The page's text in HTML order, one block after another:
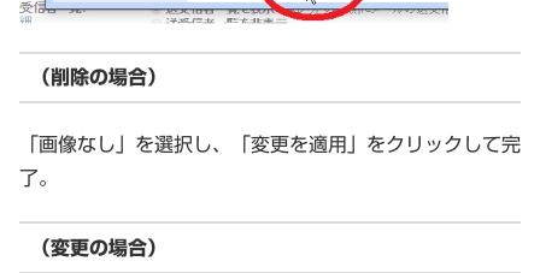
（削除の場合）
「画像なし」を選択し、「変更を適用」をクリックして完
了。
（変更の場合）